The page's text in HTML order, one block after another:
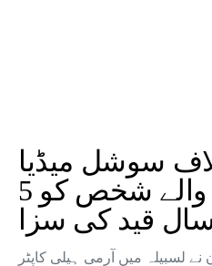
سوشل میڈیا
کمپین چلانے والے شخص کو 5
قید کی سزا
لسبیلہ میں آرمی ہیلی کاپٹر